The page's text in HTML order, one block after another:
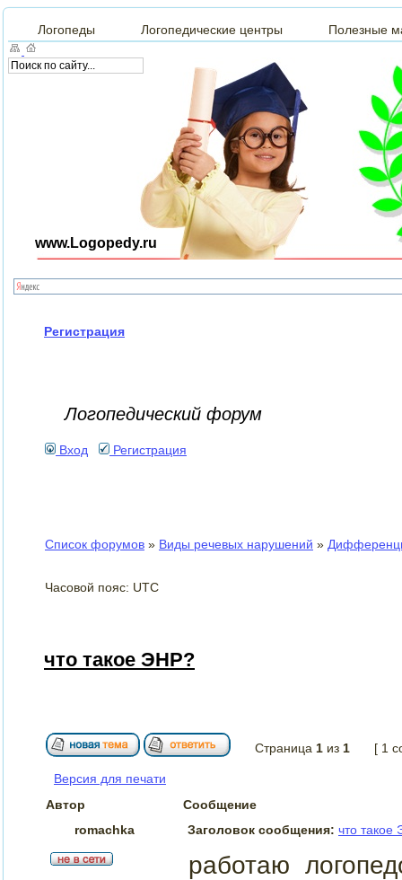
Логопеды Логопедические центры Полезные
www.Logopedy.ru
Регистрация
Логопедический форум
Вход Регистрация
Список форумов » Виды речевых нарушений »
Часовой пояс: UTC
что такое ЭНР?
Страница 1 из 1 [ 1
Версия для печати
Автор
Сообщение
romachka
Заголовок сообщения: что такое
работаю